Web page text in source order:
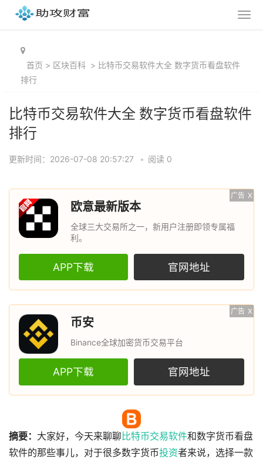
首页 > 区块百科 > 比特币交易软件大全 数字货币看盘软件
排行
比特币交易软件大全 数字货币看盘软件
排行
更新时间：2026-07-08 20:57:27 • 阅读 0
广告 X
欧意最新版本
全球三大交易所之一，新用户注册即领专属福
利。
APP下载 官网地址
广告 X
币安
Binance全球加密货币交易平台
APP下载 官网地址
摘要： 大家好，今天来聊聊 比特币交易软件和数字货币看盘
软件的那些事儿，对于很多数字货币投资者来说，选择一款